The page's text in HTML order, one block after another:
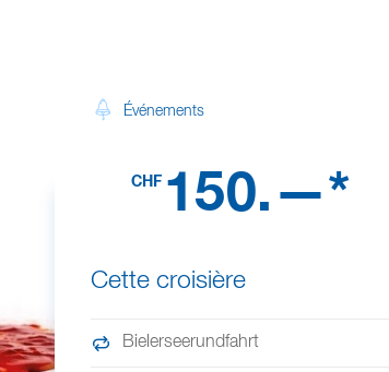
Événements
CHF 150.—*
Cette croisière
Bielerseerundfahrt